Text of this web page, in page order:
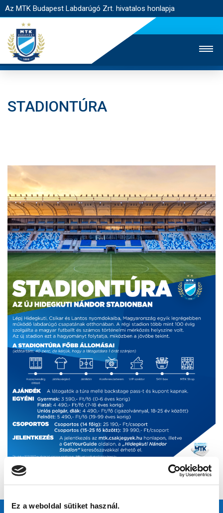
Ez a weboldal sütiket használ.
Az MTK Budapest Labdarúgó Zrt. hivatalos honlapja
HÍREK
CSAPATOK
MÉRKŐZÉSEK
KLUB
GALÉRIA
SZURKOLÓI ÉLMÉNYEK
AKKREDITÁCIÓ
STADIONTÚRA